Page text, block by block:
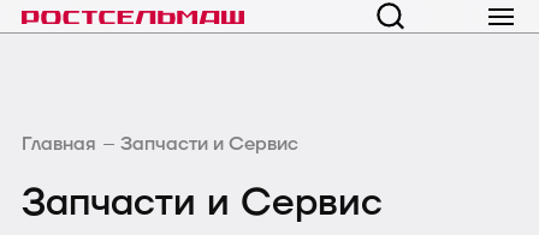
Главная Запчасти и Сервис
Запчасти и Сервис